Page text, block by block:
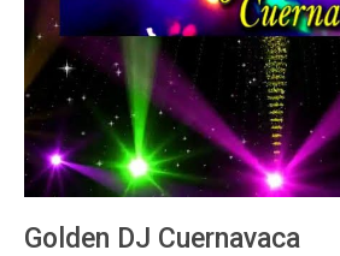
Golden DJ Cuernavaca